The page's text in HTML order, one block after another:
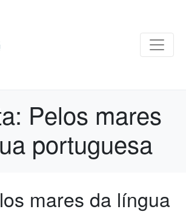
Pelos mares
portuguesa
mares da língua